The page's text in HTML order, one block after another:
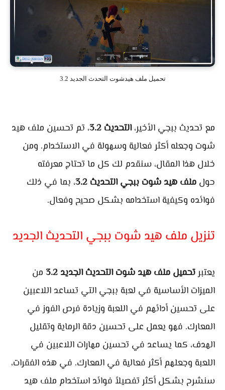
تحميل ملف هيدشوت التحدث الجديد 3.2
مع تحديث ببجي الأخير،التحديث 3.2
، تم تحسين ملف هيد
شوت وجعله أكثر فعالية وسهولة في الاستخدام. ومن
خلال هذا المقال، سنقدم لك كل ما تحتاج معرفته
حول ملف هيد شوت ببجي التحديث 3.2
، بما في ذلك
فوائده وكيفية استخدامه بشكل صحيح وفعال.
تنزيل ملف هيد شوت ببجي التحديث الجديد
يعتبرتحميل ملف هيد شوت التحديث الجديد 3.2
من
الميزات الأساسية في لعبة ببجي التي تساعد اللاعبين
على تحسين أدائهم في اللعبة وزيادة فرص الفوز في
المعارك. فهو يعمل على تحسين دقة الرماية وتقليل
الهدف، كما يساعد في تحسين مهارات اللاعبين في
اللعبة وجعلهم أكثر فعالية في المعارك. في هذه الفقرات،
سنشرح بشكل أكثر تفصيلاً فوائد استخدام ملف هيد